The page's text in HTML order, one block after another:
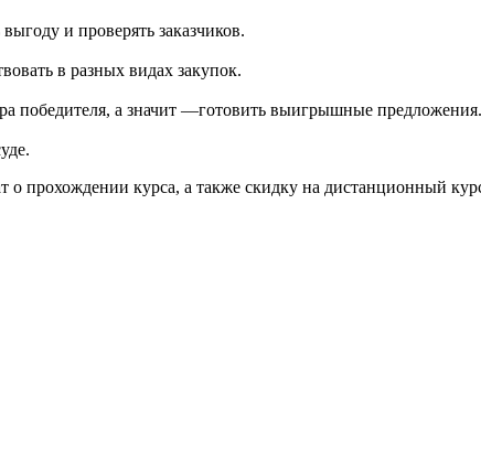
и проверять заказчиков.
в разных видах закупок.
победителя, а значит —готовить выигрышные предложения.
прохождении курса, а также скидку на дистанционный